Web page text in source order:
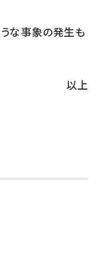
な事象の発生も
以上